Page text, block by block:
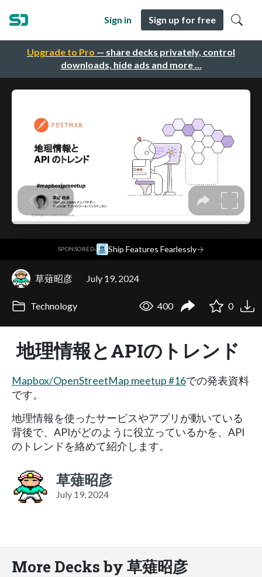
Upgrade to Pro — share decks privately, control
downloads, hide ads and more …
Sign in Sign up for free
SPONSORED· Ship Features Fearlessly→
草薙昭彦 July 19, 2024
Technology 400 0
地理情報とAPIのトレンド
Mapbox/OpenStreetMap meetup #16での発表資料
です。
地理情報を使ったサービスやアプリが動いている
背後で、APIがどのように役立っているかを、API
のトレンドを絡めて紹介します。
草薙昭彦
July 19, 2024
More Decks by 草薙昭彦